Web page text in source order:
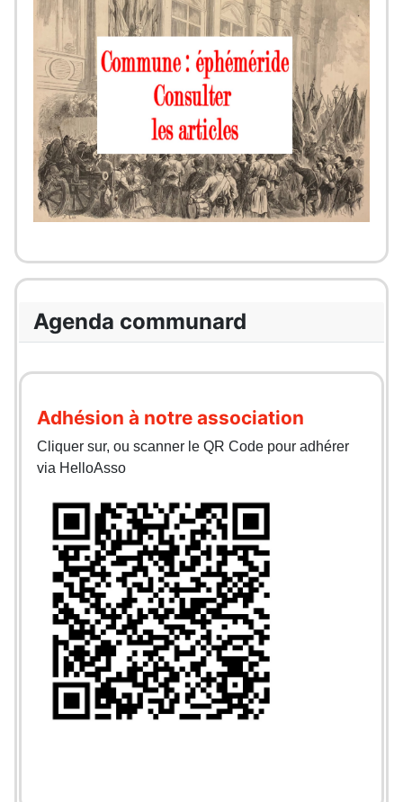
Agenda communard
Adhésion à notre association
Cliquer sur, ou scanner le QR Code pour adhérer
via HelloAsso